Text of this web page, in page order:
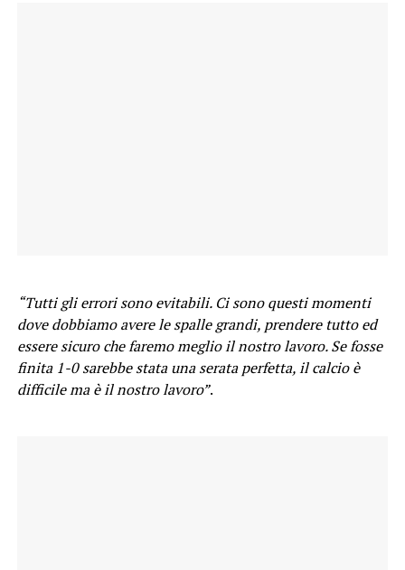
“Tutti gli errori sono evitabili. Ci sono questi momenti
dove dobbiamo avere le spalle grandi, prendere tutto ed
essere sicuro che faremo meglio il nostro lavoro. Se fosse
finita 1-0 sarebbe stata una serata perfetta, il calcio è
difficile ma è il nostro lavoro”.